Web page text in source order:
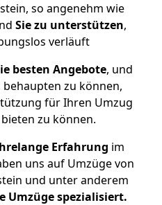
so angenehm wie
Sie zu unterstützen,
verläuft
besten Angebote, und
zu können,
für Ihren Umzug
zu können.
Erfahrung im
uns auf Umzüge von
und unter anderem
Umzüge spezialisiert.